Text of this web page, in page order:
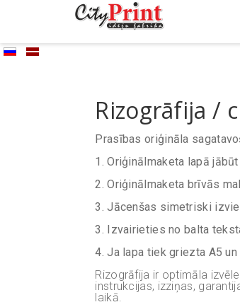
Rizogrāfija /
Prasības oriģināla
1.Oriģinālmaketa lapā
2. Oriģinālmaketa brīvās
3.Jācenšas simetriski
3. Izvairieties no balta
4. Ja lapa tiek griezta A5
Rizogrāfija ir optimāla
instrukcijas, izziņas,
laikā.